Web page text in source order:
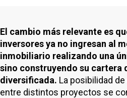
El cambio más relevante es
inversores ya no ingresan al
inmobiliario realizando una
sino construyendo su cartera
diversificada. La posibilidad
entre distintos proyectos se